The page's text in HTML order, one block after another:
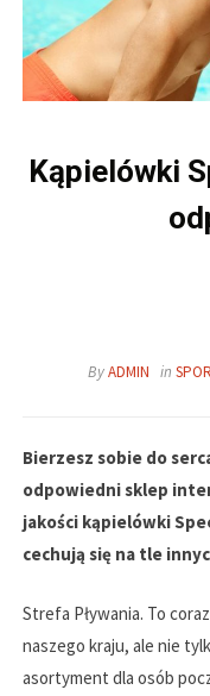
Kąpielówki
ByADMIN in
Bierzesz sobie do
odpowiedni sklep
jakości kąpielówki
cechują się na tle
Strefa Pływania. To
naszego kraju, ale nie
asortyment dla osób